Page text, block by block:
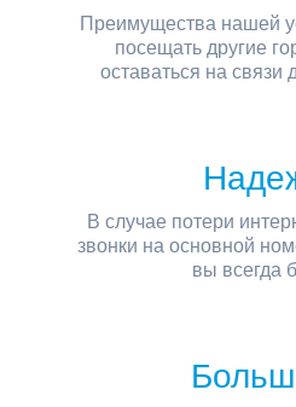
Преимущества нашей
посещать другие
оставаться на связи
В случае потери
звонки на основной
вы всегда